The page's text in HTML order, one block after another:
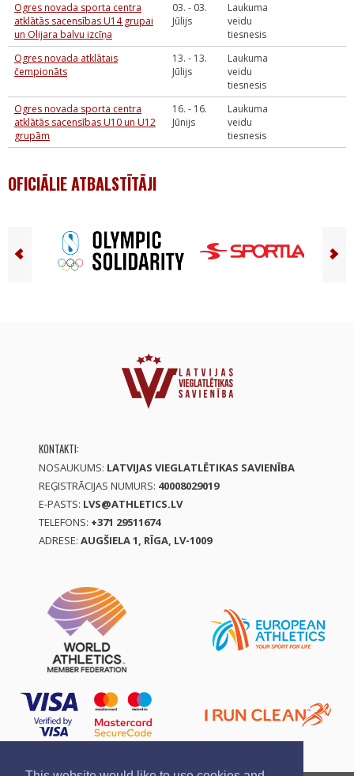
Ogres novada sporta centra
atklātās sacensības U14 grupai
un Olijara balvu izcīņa
03. - 03.
Jūlijs
Laukuma
veidu
tiesnesis
Ogres novada atklātais
čempionāts
13. - 13.
Jūlijs
Laukuma
veidu
tiesnesis
Ogres novada sporta centra
atklātās sacensības U10 un U12
grupām
16. - 16.
Jūnijs
Laukuma
veidu
tiesnesis
OFICIĀLIE ATBALSTĪTĀJI
KONTAKTI:
NOSAUKUMS: LATVIJAS VIEGLATLĒTIKAS SAVIENĪBA
REĢISTRĀCIJAS NUMURS: 40008029019
E-PASTS: LVS@ATHLETICS.LV
TELEFONS: +371 29511674
ADRESE: AUGŠIELA 1, RĪGA, LV-1009